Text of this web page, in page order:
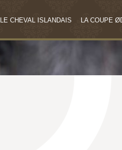
LE CHEVAL ISLANDAIS LA COUPE